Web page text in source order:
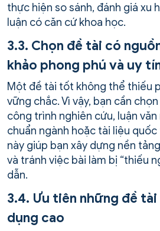
thực hiện so sánh, đánh giá xu
luận có căn cứ khoa học.
3.3. Chọn đề tài có
khảo phong phú và uy
Một đề tài tốt không thể thiếu
vững chắc. Vì vậy, bạn cần
công trình nghiên cứu, luận
chuẩn ngành hoặc tài liệu
này giúp bạn xây dựng nền
và tránh việc bài làm bị “thiếu
dẫn.
3.4. Ưu tiên những đề
dụng cao